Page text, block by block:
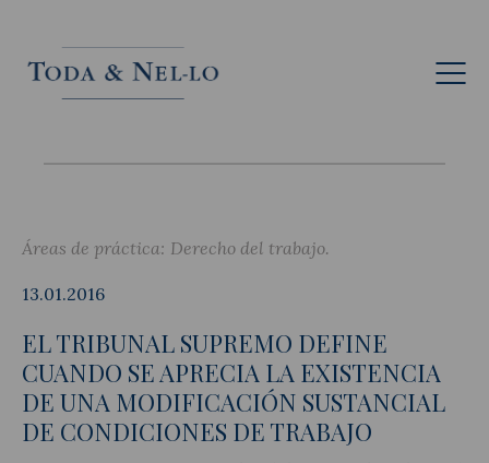
Esp
Áreas de práctica: Derecho del trabajo
13.01.2016
EL TRIBUNAL SUPREMO DEFINE
CUANDO SE APRECIA LA EXISTENCIA
DE UNA MODIFICACIÓN SUSTANCIAL
DE CONDICIONES DE TRABAJO